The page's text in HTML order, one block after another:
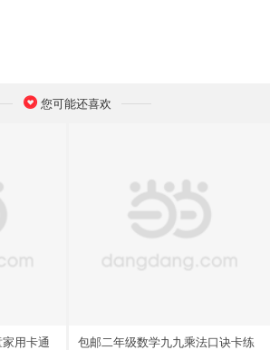
您可能还喜欢
用卡通
包邮二年级数学九九乘法口诀卡练